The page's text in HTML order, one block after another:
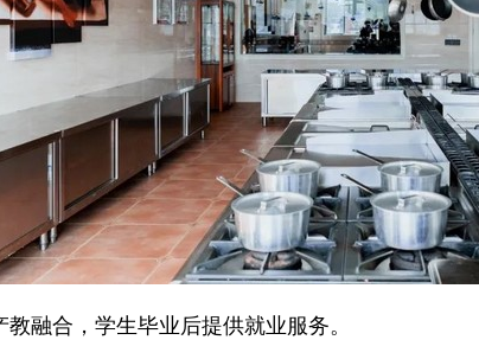
融合，学生毕业后提供就业服务。